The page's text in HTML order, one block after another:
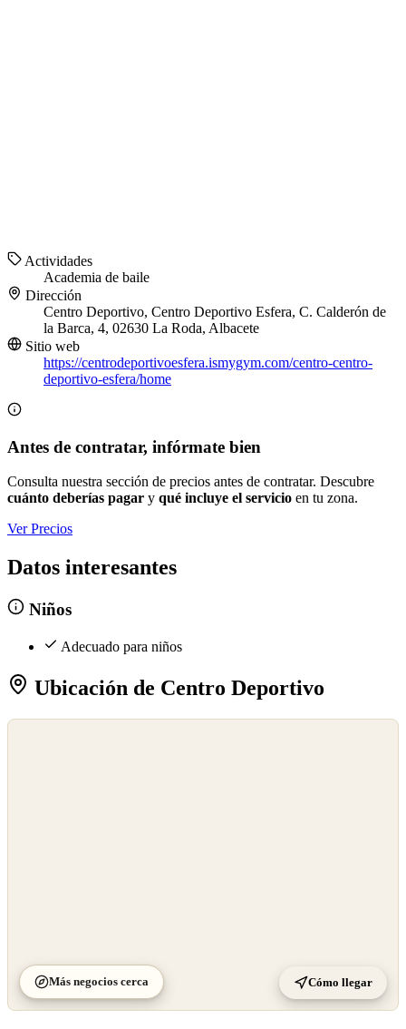
Actividades
Academia de baile
Dirección
Centro Deportivo, Centro Deportivo Esfera, C. Calderón de
la Barca, 4, 02630 La Roda, Albacete
Sitio web
https://centrodeportivoesfera.ismygym.com/centro-centro-
deportivo-esfera/home
Antes de contratar, infórmate bien
Consulta nuestra sección de precios antes de contratar. Descubre
cuánto deberías pagar y qué incluye el servicio en tu zona.
Ver Precios
Datos interesantes
Niños
Adecuado para niños
Ubicación de Centro Deportivo
Más negocios cerca Cómo llegar